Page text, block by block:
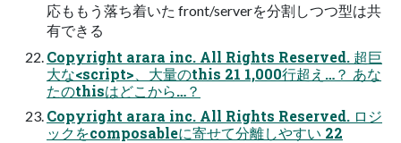
応ももう落ち着いた front/serverを分割しつつ型は共
有できる
Copyright arara inc. All Rights Reserved. 超巨
大な<script>、大量のthis 21 1,000行超え…？ あな
たのthisはどこから…？
Copyright arara inc. All Rights Reserved. ロジ
ックをcomposableに寄せて分離しやすい 22